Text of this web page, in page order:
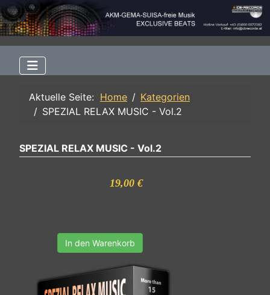
Aktuelle Seite: Home
Kategorien
SPEZIAL RELAX MUSIC - Vol.2
SPEZIAL RELAX MUSIC - Vol.2
19,00 €
In den Warenkorb